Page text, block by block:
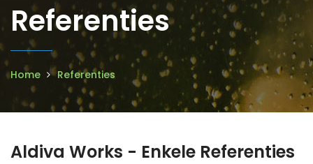
Referenties
Home Referenties
Aldiva Works - Enkele Referenties